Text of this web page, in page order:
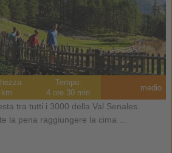
Tempo:
4 ore 30 min
medio
tra tutti i 3000 della Val Senales.
la pena raggiungere la cima ...